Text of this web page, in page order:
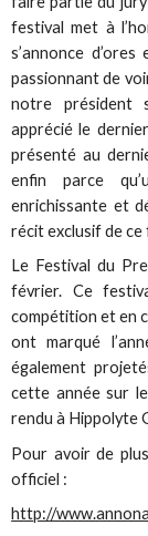
festival met à
s’annonce
passionnant de
notre président
apprécié le
présenté au
enfin parce
enrichissante et
récit exclusif de
Le Festival du
février. Ce
compétition et en
ont marqué
également
cette année sur
rendu à Hippolyte
Pour avoir de
officiel :
http://